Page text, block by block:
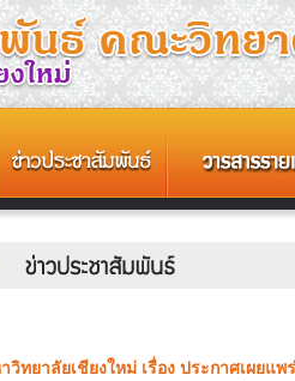
ทยาลัยเชียงใหม่ เรื่อง ประกาศเผย